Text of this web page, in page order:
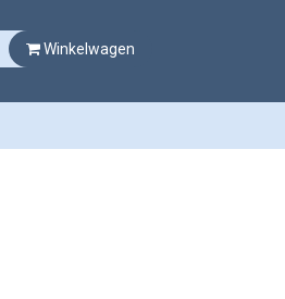
Winkelwagen